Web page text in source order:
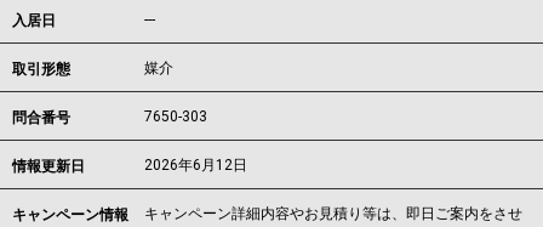
入居日 ---
取引形態 媒介
問合番号 7650-303
情報更新日 2026年6月12日
キャンペーン情報
キャンペーン詳細内容やお見積り等は、即日ご案内をさせ